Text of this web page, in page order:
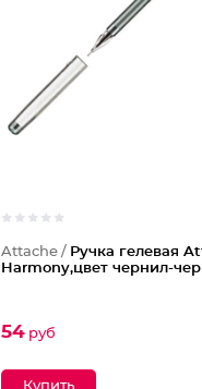
Attache / Ручка гелевая
Harmony,цвет чернил-
54руб